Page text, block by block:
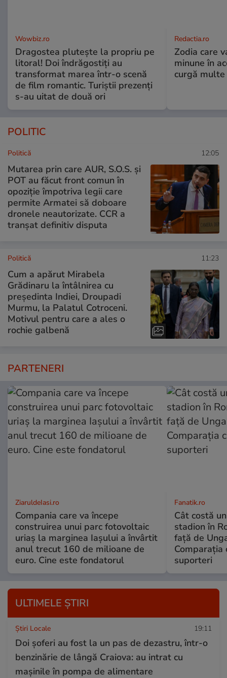
Wowbiz.ro
Dragostea plutește la propriu pe
litoral! Doi îndrăgostiți au
transformat marea într-o scenă
de film romantic. Turiștii prezenți
s-au uitat de două ori
Redactia.ro
Zodia care
minune în
curgă
POLITIC
Politică 12:05
Mutarea prin care AUR, S.O.S. și
POT au făcut front comun în
opoziție împotriva legii care
permite Armatei să doboare
dronele neautorizate. CCR a
tranșat definitiv disputa
Politică 11:23
Cum a apărut Mirabela
Grădinaru la întâlnirea cu
președinta Indiei, Droupadi
Murmu, la Palatul Cotroceni.
Motivul pentru care a ales o
rochie galbenă
PARTENERI
ZiaruldeIasi.ro
Compania care va începe
construirea unui parc fotovoltaic
uriaș la marginea Iașului a învârtit
anul trecut 160 de milioane de
euro. Cine este fondatorul
Fanatik.ro
Cât costă
stadion în
față de
Comparația
suporteri
ULTIMELE ȘTIRI
Știri Locale 19:11
Doi șoferi au fost la un pas de dezastru, într-o
benzinărie de lângă Craiova: au intrat cu
mașinile în pompa de alimentare